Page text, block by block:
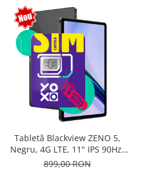
Tabletă Blackview ZENO 5,
Negru, 4G LTE, 11" IPS 90Hz,
12GB RAM (3GB + 9GB
899,00 RON